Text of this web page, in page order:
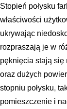
Stopień połysku
właściwości
ukrywając
rozpraszają je w
pęknięcia stają
oraz dużych
stopniu połysku,
pomieszczenie i